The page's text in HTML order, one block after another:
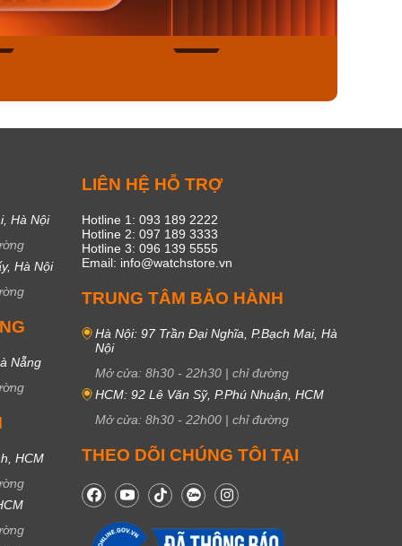
Hà Nội
Hà Nội
Nẵng
HCM
LIÊN HỆ HỖ TRỢ
Hotline 1: 093 189 2222
Hotline 2: 097 189 3333
Hotline 3: 096 139 5555
Email: info@watchstore.vn
TRUNG TÂM BẢO HÀNH
Hà Nội: 97 Trần Đại Nghĩa, P.Bạch Mai, Hà
Nội
Mở cửa: 8h30 - 22h30 | chỉ đường
HCM: 92 Lê Văn Sỹ, P.Phú Nhuận, HCM
Mở cửa: 8h30 - 22h00 | chỉ đường
THEO DÕI CHÚNG TÔI TẠI